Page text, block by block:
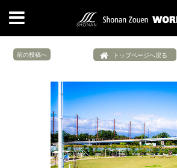
前の投稿へ トップページへ戻る